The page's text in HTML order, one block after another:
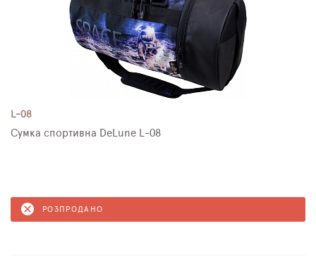
L-08
Сумка спортивна DeLune L-08
РОЗПРОДАНО